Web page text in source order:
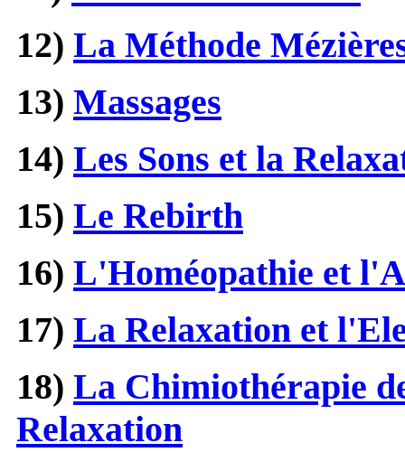
12) La Méthode
13) Massages
14) Les Sons et la
15) Le Rebirth
16) L'Homéopathie et
17) La Relaxation et
18) La Chimiothérapie
Relaxation